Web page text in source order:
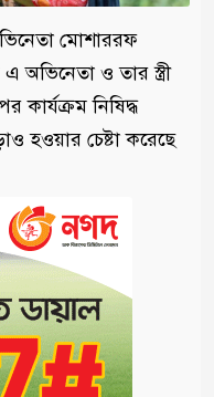
মোশাররফ
অভিনেতা ও তার স্ত্রী
কার্যক্রম নিষিদ্ধ
হওয়ার চেষ্টা করেছে